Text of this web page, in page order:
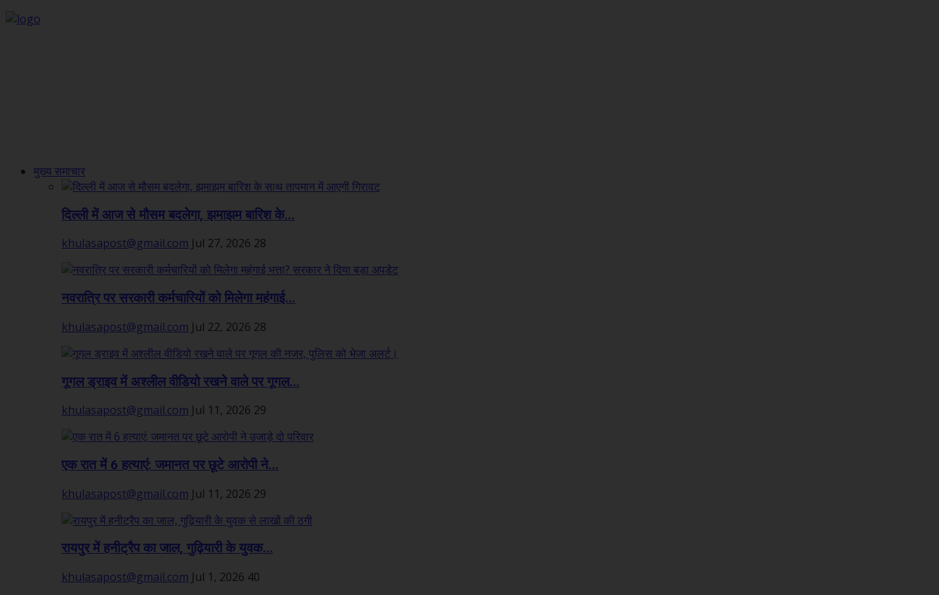
मुख्य समाचार
दिल्ली में आज से मौसम बदलेगा, झमाझम बारिश के...
khulasapost@gmail.com Jul 27, 2026 28
नवरात्रि पर सरकारी कर्मचारियों को मिलेगा महंगाई...
khulasapost@gmail.com Jul 22, 2026 28
गूगल ड्राइव में अश्लील वीडियो रखने वाले पर गूगल...
khulasapost@gmail.com Jul 11, 2026 29
एक रात में 6 हत्याएं: जमानत पर छूटे आरोपी ने...
khulasapost@gmail.com Jul 11, 2026 29
रायपुर में हनीट्रैप का जाल, गुढ़ियारी के युवक...
khulasapost@gmail.com Jul 1, 2026 40